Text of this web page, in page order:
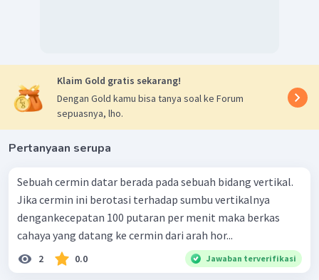
Klaim Gold gratis sekarang!
Dengan Gold kamu bisa tanya soal ke Forum
sepuasnya, lho.
Pertanyaan serupa
Sebuah cermin datar berada pada sebuah bidang vertikal.
Jika cermin ini berotasi terhadap sumbu vertikalnya
dengankecepatan 100 putaran per menit maka berkas
cahaya yang datang ke cermin dari arah hor...
2 0.0 Jawaban terverifikasi